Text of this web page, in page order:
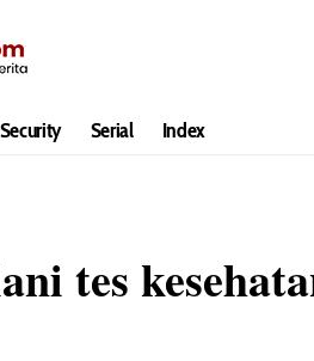
Serial Index
tes